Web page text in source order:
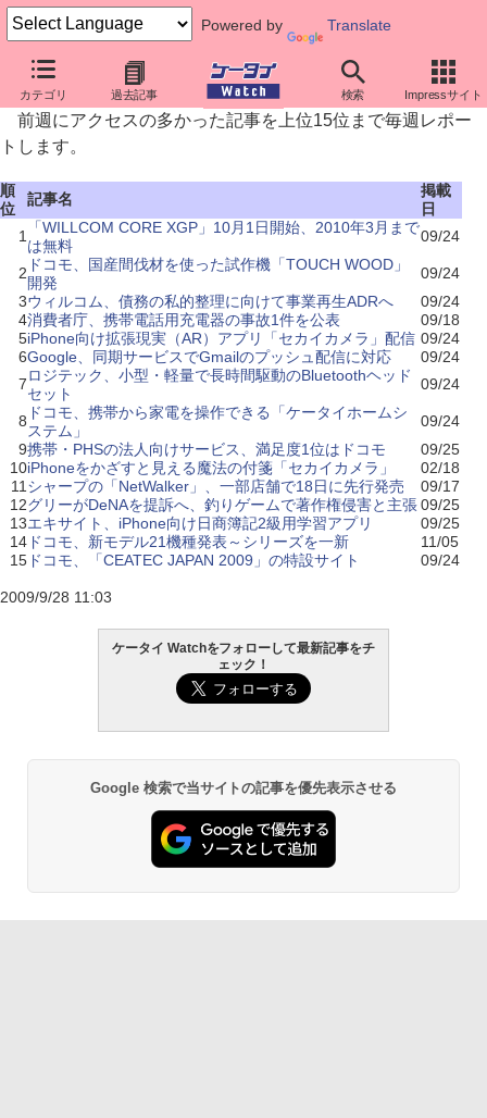
Powered by Translate
カテゴリ 過去記事 検索 Impressサイト
先週のニュースアクセス
前週にアクセスの多かった記事を上位15位まで毎週レポー
トします。
順
位
記事名
掲載
日
1
「WILLCOM CORE XGP」10月1日開始、2010年3月まで
は無料
09/24
2 ドコモ、国産間伐材を使った試作機「TOUCH WOOD」
開発
09/24
3ウィルコム、債務の私的整理に向けて事業再生ADRへ
09/24
4消費者庁、携帯電話用充電器の事故1件を公表
09/18
5iPhone向け拡張現実（AR）アプリ「セカイカメラ」配信 09/24
6Google、同期サービスでGmailのプッシュ配信に対応
09/24
7ロジテック、小型・軽量で長時間駆動のBluetoothヘッド
セット
09/24
8 ドコモ、携帯から家電を操作できる「ケータイホームシ
ステム」
09/24
9携帯・PHSの法人向けサービス、満足度1位はドコモ
09/25
10iPhoneをかざすと見える魔法の付箋「セカイカメラ」
02/18
11 シャープの「NetWalker」、一部店舗で18日に先行発売
09/17
12グリーがDeNAを提訴へ、釣りゲームで著作権侵害と主張 09/25
13エキサイト、iPhone向け日商簿記2級用学習アプリ
09/25
14 ドコモ、新モデル21機種発表～シリーズを一新
11/05
15 ドコモ、「CEATEC JAPAN 2009」の特設サイト 09/24
2009/9/28 11:03
ケータイ Watchをフォローして最新記事をチ
ェック！
Google 検索で当サイトの記事を優先表示させる